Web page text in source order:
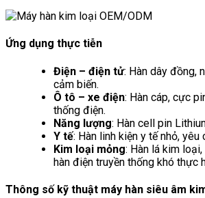
Ứng dụng thực tiễn
Điện – điện tử: Hàn dây đồng,
cảm biến.
Ô tô – xe điện: Hàn cáp, cực
thống điện.
Năng lượng: Hàn cell pin
Y tế: Hàn linh kiện y tế nhỏ,
Kim loại mỏng: Hàn lá kim
hàn điện truyền thống khó thực
Thông số kỹ thuật máy hàn siêu âm